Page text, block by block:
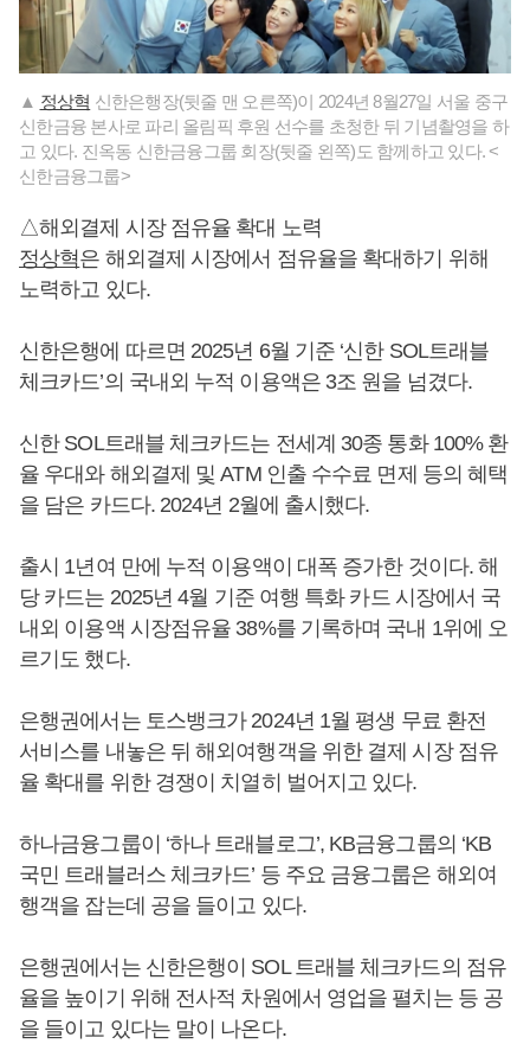
▲ 정상혁 신한은행장(뒷줄 맨 오른쪽)이 2024년 8월27일 서울 중구
신한금융 본사로 파리 올림픽 후원 선수를 초청한 뒤 기념촬영을 하
고 있다. 진옥동 신한금융그룹 회장(뒷줄 왼쪽)도 함께하고 있다. <
신한금융그룹>
△해외결제 시장 점유율 확대 노력
정상혁은 해외결제 시장에서 점유율을 확대하기 위해
노력하고 있다.
신한은행에 따르면 2025년 6월 기준 ‘신한 SOL트래블
체크카드’의 국내외 누적 이용액은 3조 원을 넘겼다.
신한 SOL트래블 체크카드는 전세계 30종 통화 100% 환
율 우대와 해외결제 및 ATM 인출 수수료 면제 등의 혜택
을 담은 카드다. 2024년 2월에 출시했다.
출시 1년여 만에 누적 이용액이 대폭 증가한 것이다. 해
당 카드는 2025년 4월 기준 여행 특화 카드 시장에서 국
내외 이용액 시장점유율 38%를 기록하며 국내 1위에 오
르기도 했다.
은행권에서는 토스뱅크가 2024년 1월 평생 무료 환전
서비스를 내놓은 뒤 해외여행객을 위한 결제 시장 점유
율 확대를 위한 경쟁이 치열히 벌어지고 있다.
하나금융그룹이 ‘하나 트래블로그’, KB금융그룹의 ‘KB
국민 트래블러스 체크카드’ 등 주요 금융그룹은 해외여
행객을 잡는데 공을 들이고 있다.
은행권에서는 신한은행이 SOL 트래블 체크카드의 점유
율을 높이기 위해 전사적 차원에서 영업을 펼치는 등 공
을 들이고 있다는 말이 나온다.